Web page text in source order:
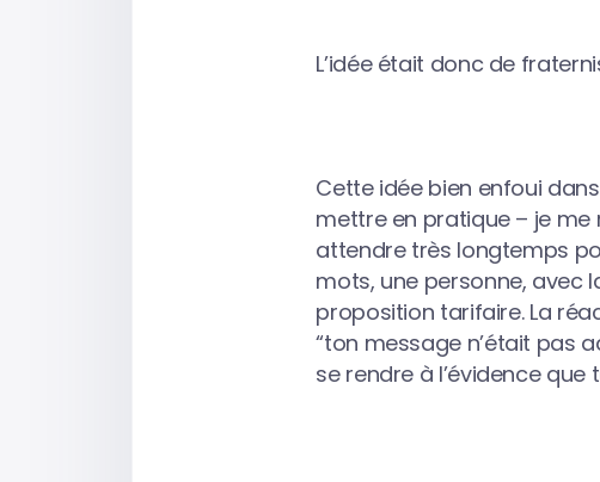
L’idée était donc de
Cette idée bien enfoui
mettre en pratique – je me
attendre très longtemps
mots, une personne, avec
proposition tarifaire. La
“ton message n’était pas
se rendre à l’évidence que